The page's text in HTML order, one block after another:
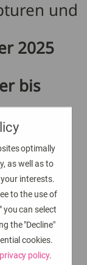
und
2025
bis
Schwebende
Leichtigkeit
zeichnet die
Kunst der
Münchener
Bildhauerin
und Malerin
optimally
as well as to
interests.
to the use of
you can select
the "Decline"
cookies.
privacy policy.